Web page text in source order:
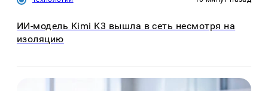
ИИ-модель Kimi K3 вышла в сеть несмотря на
изоляцию